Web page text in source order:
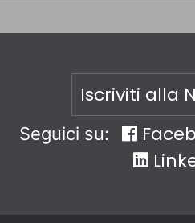
Iscriviti alla
Seguici su: